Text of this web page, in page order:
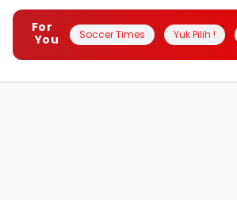
For
You
Soccer Times Yuk Pilih !